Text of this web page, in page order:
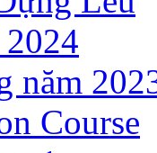
năm
Course